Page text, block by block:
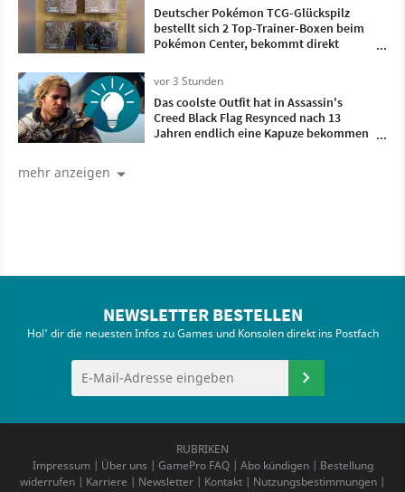
Deutscher Pokémon TCG-Glückspilz
bestellt sich 2 Top-Trainer-Boxen beim
Pokémon Center, bekommt direkt
vor 3 Stunden
Das coolste Outfit hat in Assassin's
Creed Black Flag Resynced nach 13
Jahren endlich eine Kapuze bekommen
mehr anzeigen
NEWSLETTER BESTELLEN
Hol' dir die neuesten Infos zu Games und Konsolen direkt ins Postfach
RUBRIKEN
Impressum| Über uns | GamePro FAQ| Abo kündigen| Bestellung
widerrufen | Karriere | Newsletter | Kontakt | Nutzungsbestimmungen |